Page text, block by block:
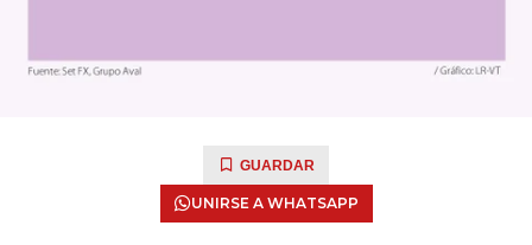
GUARDAR
UNIRSE A WHATSAPP